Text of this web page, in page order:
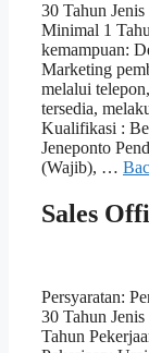
30 Tahun
Minimal 1
kemampuan:
Marketing
melalui
tersedia,
Kualifikasi :
Jeneponto
(Wajib), …
Sales
Persyaratan:
30 Tahun
Tahun